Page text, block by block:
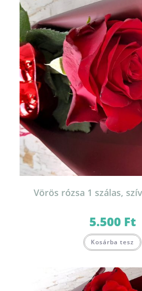
Vörös rózsa 1 szálas,
5.500 Ft
Kosárba tesz